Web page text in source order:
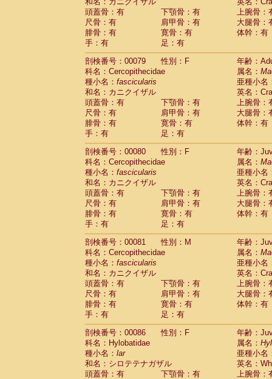
頭蓋骨：有
下顎骨：有
上腕骨：
尺骨：有
肩甲骨：有
大腿骨：
腓骨：有
寛骨：有
体幹：有
手：有
足：有
剖検番号：00079
性別：F
年齢：
科名：Cercopithecidae
属名：
種小名： fascicularis
亜種小名
和名：カニクイザル
英名：
頭蓋骨：有
下顎骨：有
上腕骨：
尺骨：有
肩甲骨：有
大腿骨：
腓骨：有
寛骨：有
体幹：有
手：有
足：有
剖検番号：00080
性別：F
年齢：
科名：Cercopithecidae
属名：
種小名： fascicularis
亜種小名
和名：カニクイザル
英名：
頭蓋骨：有
下顎骨：有
上腕骨：
尺骨：有
肩甲骨：有
大腿骨：
腓骨：有
寛骨：有
体幹：有
手：有
足：有
剖検番号：00081
性別：M
年齢：
科名：Cercopithecidae
属名：
種小名： fascicularis
亜種小名
和名：カニクイザル
英名：
頭蓋骨：有
下顎骨：有
上腕骨：
尺骨：有
肩甲骨：有
大腿骨：
腓骨：有
寛骨：有
体幹：有
手：有
足：有
剖検番号：00086
性別：F
年齢：
科名：Hylobatidae
属名：
種小名： lar
亜種小名
和名：シロテテナガザル
英名：
頭蓋骨：有
下顎骨：有
上腕骨：